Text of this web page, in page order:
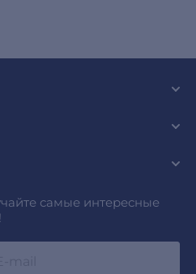
самые интересные